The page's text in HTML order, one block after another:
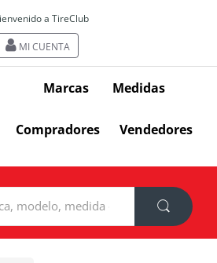
a TireClub
MI CUENTA
Marcas Medidas
Compradores Vendedores